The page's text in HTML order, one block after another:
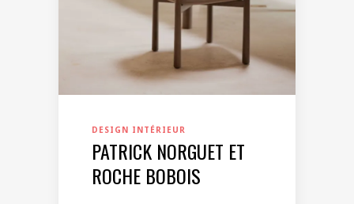
DESIGN INTÉRIEUR
PATRICK NORGUET ET
ROCHE BOBOIS